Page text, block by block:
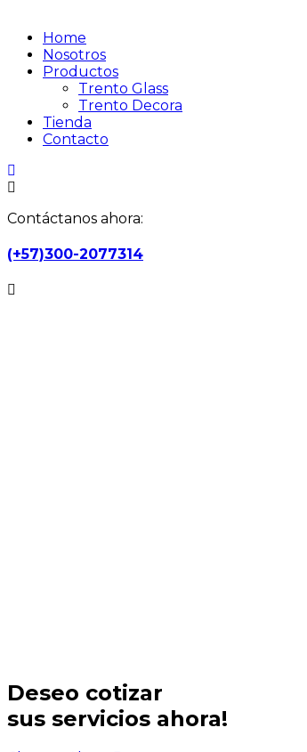
Home
Nosotros
Productos
Trento Glass
Trento Decora
Tienda
Contacto
Contáctanos ahora:
(+57)300-2077314
Deseo cotizar
sus servicios ahora!